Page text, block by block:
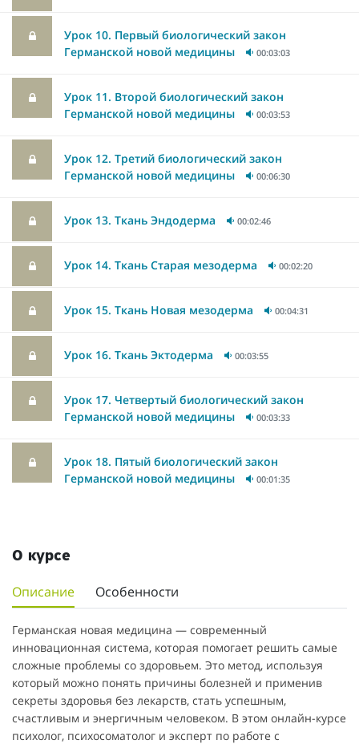
Урок 10. Первый биологический закон
Германской новой медицины
00:03:03
Урок 11. Второй биологический закон
Германской новой медицины
00:03:53
Урок 12. Третий биологический закон
Германской новой медицины
00:06:30
Урок 13. Ткань Эндодерма 00:02:46
Урок 14. Ткань Старая мезодерма 00:02:20
Урок 15. Ткань Новая мезодерма 00:04:31
Урок 16. Ткань Эктодерма 00:03:55
Урок 17. Четвертый биологический закон
Германской новой медицины
00:03:33
Урок 18. Пятый биологический закон
Германской новой медицины
00:01:35
О курсе
Описание Особенности
Германская новая медицина — современный
инновационная система, которая помогает решить самые
сложные проблемы со здоровьем. Это метод, используя
который можно понять причины болезней и применив
секреты здоровья без лекарств, стать успешным,
счастливым и энергичным человеком. В этом онлайн-курсе
психолог, психосоматолог и эксперт по работе с